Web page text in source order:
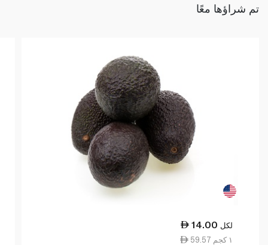
تم شراؤها معًا
14.00 لكل
59.57 ١ كجم